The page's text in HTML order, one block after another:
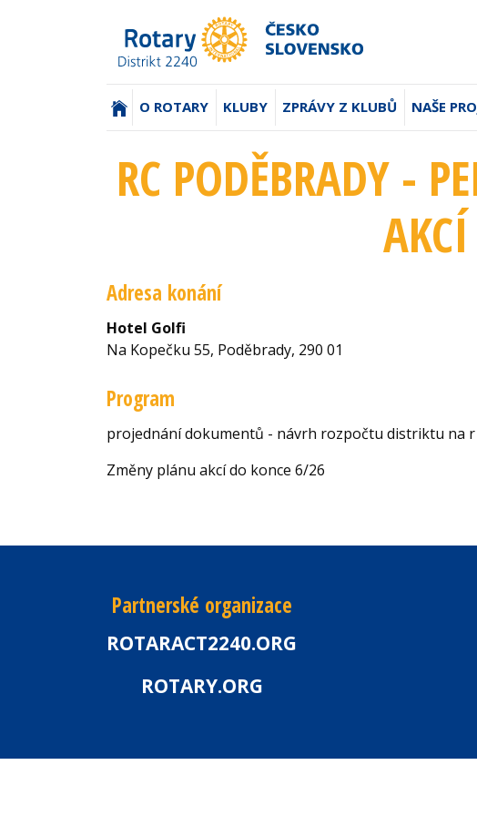
(AKTUÁLNÍ)
O ROTARY KLUBY ZPRÁVY Z KLUBŮ NAŠE
RC PODĚBRADY -
Adresa konání
Hotel Golfi
Na Kopečku 55, Poděbrady, 290 01
Program
projednání dokumentů - návrh rozpočtu distriktu na
Změny plánu akcí do konce 6/26
Partnerské organizace
ROTARACT2240.ORG
ROTARY.ORG